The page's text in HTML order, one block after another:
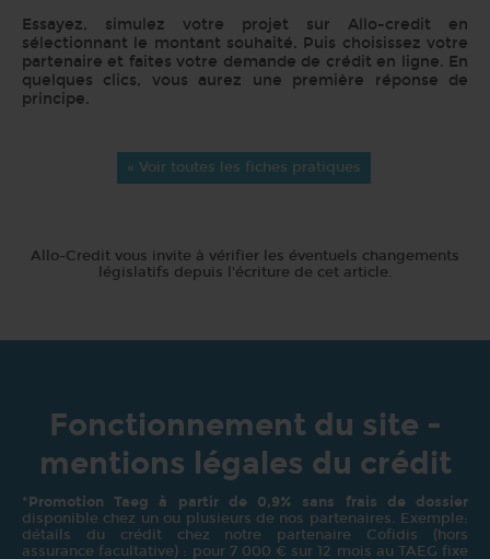
Essayez, simulez votre projet sur Allo-credit en
sélectionnant le montant souhaité. Puis choisissez votre
partenaire et faites votre demande de crédit en ligne. En
quelques clics, vous aurez une première réponse de
principe.
« Voir toutes les fiches pratiques
Allo-Credit vous invite à vérifier les éventuels changements
législatifs depuis l'écriture de cet article.
Fonctionnement du site -
mentions légales du crédit
* Promotion Taeg à partir de 0,9% sans frais de dossier
disponible chez un ou plusieurs de nos partenaires. Exemple:
détails du crédit chez notre partenaire Cofidis (hors
assurance facultative) : pour 7 000 € sur 12 mois au TAEG fixe